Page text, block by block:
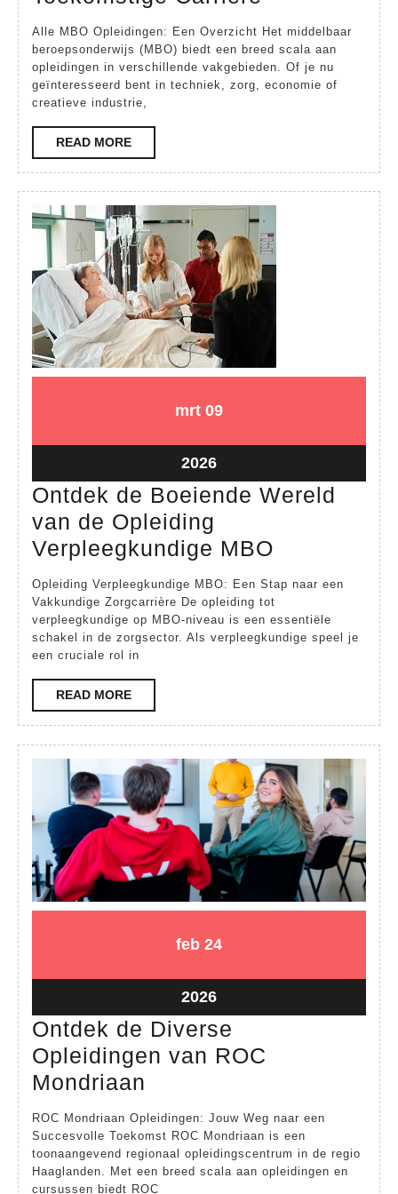
Alle
MBO
Opleidingen:
en
Toekomstige
Carrière
Alle MBO Opleidingen: Een Overzicht Het middelbaar
beroepsonderwijs (MBO) biedt een breed scala aan
opleidingen in verschillende vakgebieden. Of je nu
geïnteresseerd bent in techniek, zorg, economie of
creatieve industrie,
READ MOREREAD
MORE
mrt09
2026
0909
202609
maart
Ontdek de Boeiende Wereld
van de Opleiding
Verpleegkundige MBO
Boeiende
Wereld
MBO
Opleiding Verpleegkundige MBO: Een Stap naar een
Vakkundige Zorgcarrière De opleiding tot
verpleegkundige op MBO-niveau is een essentiële
schakel in de zorgsector. Als verpleegkundige speel je
een cruciale rol in
READ MOREREAD
MORE
feb24
2026
2424
202624
februari
2026
Ontdek de Diverse
Opleidingen van ROC
Mondriaan
de
Diverse
Opleidingen
van
ROC Mondriaan Opleidingen: Jouw Weg naar een
Succesvolle Toekomst ROC Mondriaan is een
toonaangevend regionaal opleidingscentrum in de regio
Haaglanden. Met een breed scala aan opleidingen en
cursussen biedt ROC